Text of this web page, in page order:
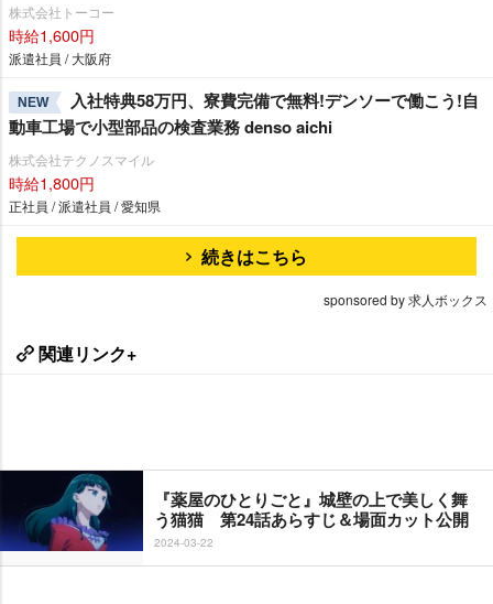
株式会社トーコー
時給1,600円
派遣社員 / 大阪府
NEW
入社特典58万円、寮費完備で無料!デンソーで働こう!自
動車工場で小型部品の検査業務 denso aichi
株式会社テクノスマイル
時給1,800円
正社員 / 派遣社員 / 愛知県
続きはこちら
sponsored by 求人ボックス
関連リンク+
『薬屋のひとりごと』城壁の上で美しく舞
う猫猫 第24話あらすじ＆場面カット公開
2024-03-22